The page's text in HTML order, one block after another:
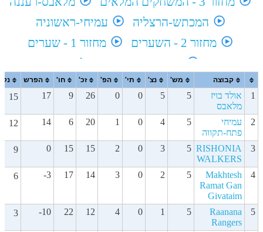
המכתש-הרצליה
עמיחי-ראשוניה
מחזור 2 - השערים
מחזור 1 - שערים
קבוצה מש' נצ' תי' הפ' זכ' חו' הפרש נק'
1
אולד בויז
מלאבס
5
5
0
0
26
9
17
15
2
עמיחי
פתח-תקווה
5
4
0
1
20
6
14
12
3
RISHONIA
WALKERS
5
3
0
2
15
15
0
9
4
Makhtesh
Ramat Gan
Givataim
5
2
0
3
14
17
-3
6
5
Raanana
Rangers
5
1
0
4
12
22
-10
3